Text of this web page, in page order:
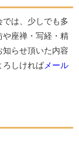
では、少しでも多
や座禅・写経・精
らせ頂いた内容
ろしければメール